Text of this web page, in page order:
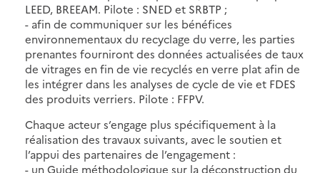
LEED, BREEAM. Pilote : SNED et SRBTP ;
- afin de communiquer sur les bénéfices
environnementaux du recyclage du verre, les parties
prenantes fourniront des données actualisées de taux
de vitrages en fin de vie recyclés en verre plat afin de
les intégrer dans les analyses de cycle de vie et FDES
des produits verriers. Pilote : FFPV.
Chaque acteur s’engage plus spécifiquement à la
réalisation des travaux suivants, avec le soutien et
l’appui des partenaires de l’engagement :
- un Guide méthodologique sur la déconstruction du